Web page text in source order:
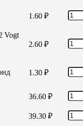
1.60 ₽
Vogt
2.60 ₽
1.30 ₽
36.60 ₽
39.30 ₽